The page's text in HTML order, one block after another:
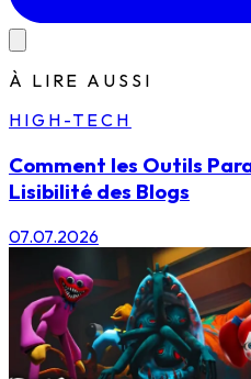
À LIRE AUSSI
HIGH-TECH
Comment les Outils
Lisibilité des Blogs
07.07.2026